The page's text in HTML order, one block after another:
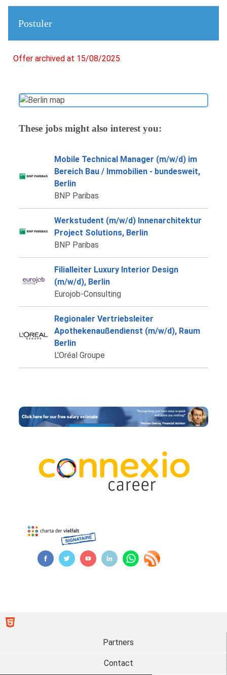
Postuler
Offer archived at 15/08/2025
These jobs might also interest you:
Mobile Technical Manager (m/w/d) im
Bereich Bau / Immobilien - bundesweit,
Berlin
BNP Paribas
Werkstudent (m/w/d) Innenarchitektur
Project Solutions, Berlin
BNP Paribas
Filialleiter Luxury Interior Design
(m/w/d), Berlin
Eurojob-Consulting
Regionaler Vertriebsleiter
Apothekenaußendienst (m/w/d), Raum
Berlin
L'Oréal Groupe
Partners
Contact